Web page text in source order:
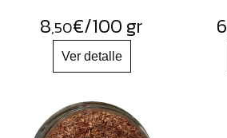
8,50€/100 gr 6